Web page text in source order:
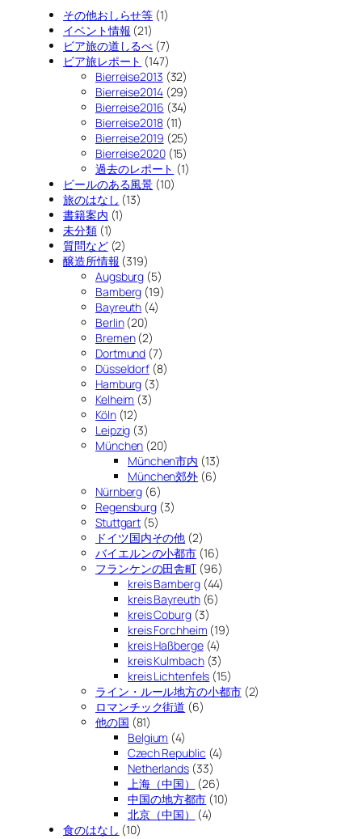
その他おしらせ等 (1)
イベント情報 (21)
ビア旅の道しるべ (7)
ビア旅レポート (147)
Bierreise2013 (32)
Bierreise2014(29)
Bierreise2016 (34)
Bierreise2018(11)
Bierreise2019 (25)
Bierreise2020(15)
過去のレポート (1)
ビールのある風景 (10)
旅のはなし (13)
書籍案内 (1)
未分類(1)
質問など(2)
醸造所情報 (319)
Augsburg (5)
Bamberg (19)
Bayreuth (4)
Berlin(20)
Bremen(2)
Dortmund (7)
Düsseldorf (8)
Hamburg (3)
Kelheim (3)
Köln(12)
Leipzig (3)
München (20)
München市内 (13)
München郊外 (6)
Nürnberg (6)
Regensburg (3)
Stuttgart (5)
ドイツ国内その他 (2)
バイエルンの小都市 (16)
フランケンの田舎町 (96)
kreis Bamberg(44)
kreis Bayreuth(6)
kreis Coburg(3)
kreis Forchheim (19)
kreis Haßberge(4)
kreis Kulmbach(3)
kreis Lichtenfels (15)
ライン・ルール地方の小都市(2)
ロマンチック街道 (6)
他の国 (81)
Belgium (4)
Czech Republic (4)
Netherlands(33)
上海（中国）
(26)
中国の地方都市 (10)
北京（中国）
(4)
食のはなし (10)